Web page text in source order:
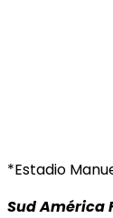
*Estadio
Sud América